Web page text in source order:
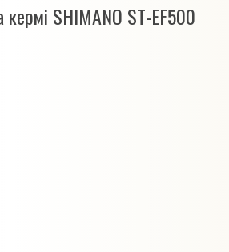
SHIMANO ST-EF500